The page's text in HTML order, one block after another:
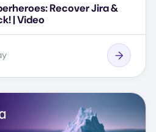
Recover Jira &
| Video